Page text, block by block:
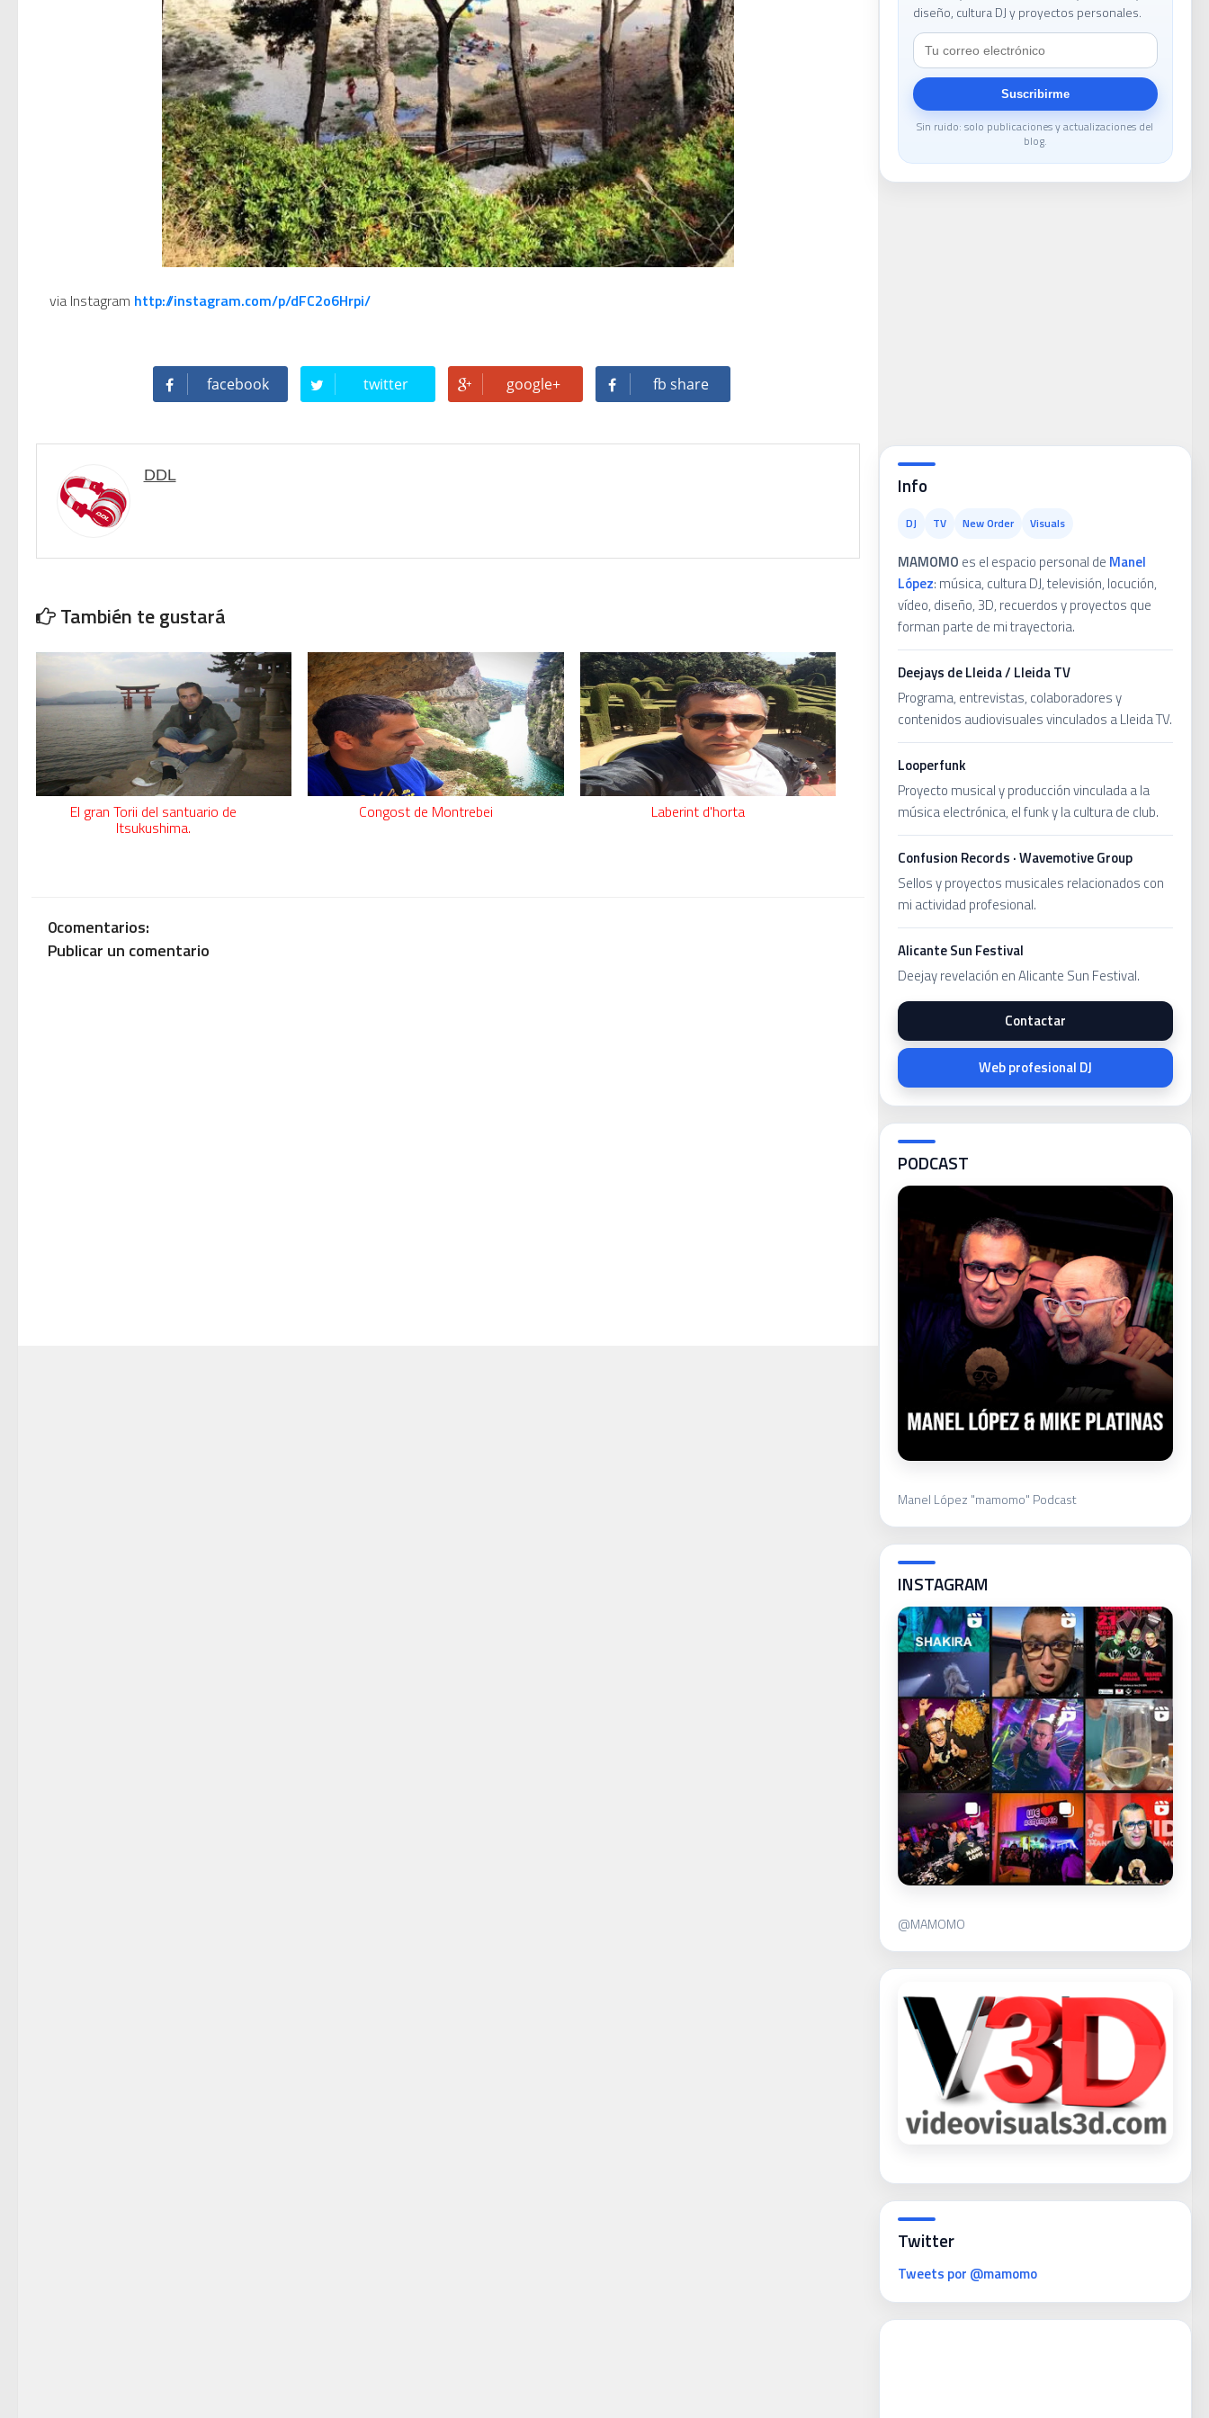
🥊 ¿Michael Jackson golpeó a Tupac? El rumor más explosivo del hip-hop, contado con detalle
 Descubriendo Blender: el futuro de la animación y el diseño 3D... ¡gratis!
Magix Vegas Pro 23 está en camino: ¡confirmado por una fuente muy fiable!
Temporada 2024-2025 de Deejays de Lleida en Lleida TV: Música, recuerdos y comunidad DJ
Mi tercer año poniendo ritmo en la Trobada Empresarial al Pirineu 🎧✨
Una noche mágica en el Celler de Raimat
Modern Talking: ¿Debe volver el dúo más famoso del eurodisco? La polémica que divide a millones de fans
Carlos Giménez recibe la Gran Cruz de Alfonso X el Sabio: homenaje al maestro de la historieta española
via Instagram http://instagram.com/p/dFC2o6Hrpi/
facebook twitter google+ fb share
DDL
También te gustará
El gran Torii del santuario de
Itsukushima.
Congost de Montrebei Laberint d'horta
0comentarios:
Publicar un comentario
diseño, cultura DJ y proyectos personales.
Suscribirme
Sin ruido: solo publicaciones y actualizaciones del
blog.
Info
DJ TV New Order Visuals
MAMOMO es el espacio personal de Manel
López: música, cultura DJ, televisión, locución,
vídeo, diseño, 3D, recuerdos y proyectos que
forman parte de mi trayectoria.
Deejays de Lleida / Lleida TV
Programa, entrevistas, colaboradores y
contenidos audiovisuales vinculados a Lleida TV.
Looperfunk
Proyecto musical y producción vinculada a la
música electrónica, el funk y la cultura de club.
Confusion Records · Wavemotive Group
Sellos y proyectos musicales relacionados con
mi actividad profesional.
Alicante Sun Festival
Deejay revelación en Alicante Sun Festival.
Contactar
Web profesional DJ
PODCAST
Manel López "mamomo" Podcast
INSTAGRAM
@MAMOMO
Twitter
Tweets por @mamomo